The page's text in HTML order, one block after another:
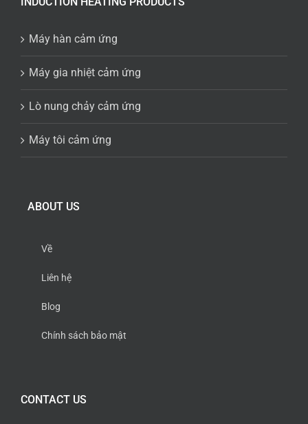
Máy hàn cảm ứng
Máy gia nhiệt cảm ứng
Lò nung chảy cảm ứng
Máy tôi cảm ứng
ABOUT US
Về
Liên hệ
Blog
Chính sách bảo mật
CONTACT US